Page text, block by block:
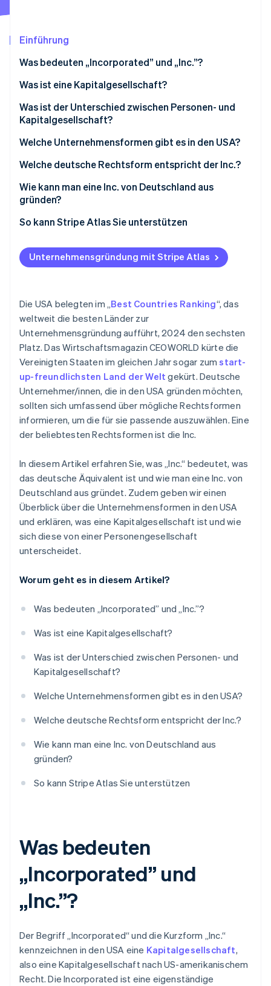
CO₂-Entnahme
Identity
Online-Identitätsprüfung
Stripe-Sessions 2026
Erfahren Sie, wie Stripe Lösungen für die
Jetzt ansehen
Einführung
Was bedeuten „Incorporated” und „Inc.”?
Was ist eine Kapitalgesellschaft?
Was ist der Unterschied zwischen Personen- und
Kapitalgesellschaft?
Rechtliche Stellung
Haftung
Steuerliche Behandlung
Welche Unternehmensformen gibt es in den USA?
Sole Proprietorship
General Partnership
Limited Liability Partnership (LLP)
Limited Liability Company (LLC)
Welche deutsche Rechtsform entspricht der Inc.?
Wie kann man eine Inc. von Deutschland aus
gründen?
Bundesstaat und Firmenname wählen
Articles of Incorporation einreichen
Registered Agent benennen
EIN beantragen
Geschäftskonto eröffnen
Lizenzen, Genehmigungen und Visa prüfen
Besteuerung in Deutschland klären
So kann Stripe Atlas Sie unterstützen
Gründen mit Atlas
Zahlungen und Bankgeschäfte vor Erhalt der EIN
Automatische Einreichung des Steuereinbehalts
nach Artikel 83(b)
Erstklassige juristische Unternehmensdokumente
Ein Jahr Stripe Payments gratis, plus 50.000 $ in
Partnerguthaben
Unternehmensgründung mit Stripe Atlas
Die USA belegten im „Best Countries Ranking“, das
weltweit die besten Länder zur
Unternehmensgründung aufführt, 2024 den sechsten
Platz. Das Wirtschaftsmagazin CEOWORLD kürte die
Vereinigten Staaten im gleichen Jahr sogar zumstart-
up-freundlichsten Land der Welt gekürt. Deutsche
Unternehmer/innen, die in den USA gründen möchten,
sollten sich umfassend über mögliche Rechtsformen
informieren, um die für sie passende auszuwählen. Eine
der beliebtesten Rechtsformen ist die Inc.
In diesem Artikel erfahren Sie, was „Inc.“ bedeutet, was
das deutsche Äquivalent ist und wie man eine Inc. von
Deutschland aus gründet. Zudem geben wir einen
Überblick über die Unternehmensformen in den USA
und erklären, was eine Kapitalgesellschaft ist und wie
sich diese von einer Personengesellschaft
unterscheidet.
Worum geht es in diesem Artikel?
Was bedeuten „Incorporated” und „Inc.”?
Was ist eine Kapitalgesellschaft?
Was ist der Unterschied zwischen Personen- und
Kapitalgesellschaft?
Welche Unternehmensformen gibt es in den USA?
Welche deutsche Rechtsform entspricht der Inc.?
Wie kann man eine Inc. von Deutschland aus
gründen?
So kann Stripe Atlas Sie unterstützen
Was bedeuten
„Incorporated” und
„Inc.”?
Der Begriff „Incorporated“ und die Kurzform „Inc.“
kennzeichnen in den USA eine Kapitalgesellschaft,
also eine Kapitalgesellschaft nach US-amerikanischem
Recht. Die Incorporated ist eine eigenständige